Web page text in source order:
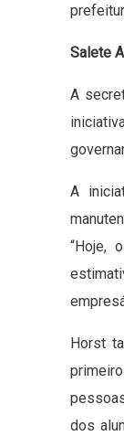
Salete
A
A
“Hoje,
Horst
dos